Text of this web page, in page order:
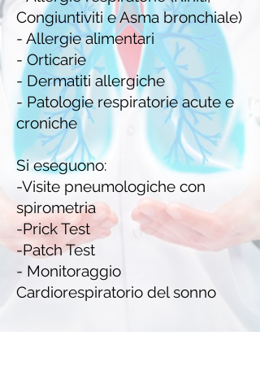
Congiuntiviti e Asma bronchiale)
- Allergie alimentari
- Orticarie
- Dermatiti allergiche
- Patologie respiratorie acute e
croniche
Si eseguono:
-Visite pneumologiche con
spirometria
-Prick Test
-Patch Test
- Monitoraggio
Cardiorespiratorio del sonno